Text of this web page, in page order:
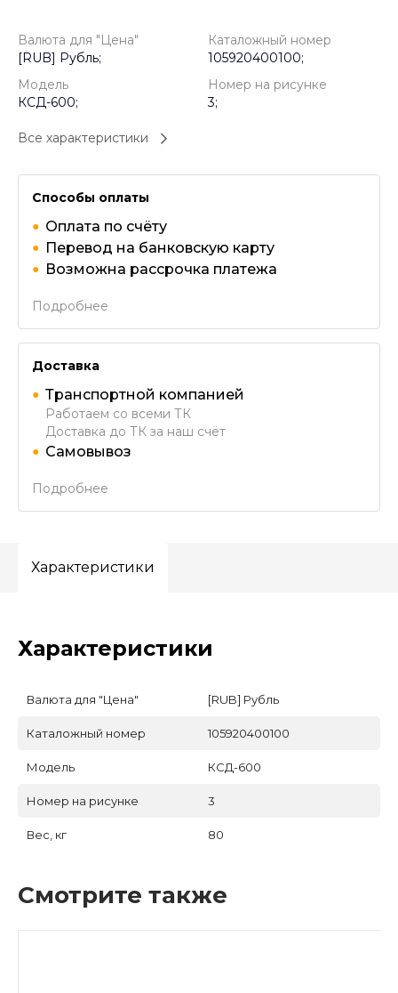
Валюта для "Цена"
[RUB] Рубль;
Каталожный номер
105920400100;
Модель
КСД-600;
Номер на рисунке
3;
Все характеристики
Способы оплаты
Оплата по счёту
Перевод на банковскую карту
Возможна рассрочка платежа
Подробнее
Доставка
Транспортной компанией
Работаем со всеми ТК
Доставка до ТК за наш счёт
Самовывоз
Подробнее
Характеристики
Характеристики
Валюта для "Цена" [RUB] Рубль
Каталожный номер 105920400100
Модель КСД-600
Номер на рисунке 3
Вес, кг 80
Смотрите также